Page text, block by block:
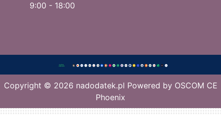
9:00 - 18:00
Copyright © 2026 nadodatek.pl Powered by OSCOM CE
Phoenix